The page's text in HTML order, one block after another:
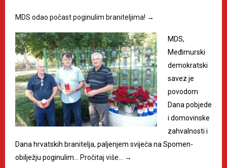
MDS odao počast poginulim braniteljima! →
MDS,
Međimurski
demokratski
savez je
povodom
Dana pobjede
i domovinske
zahvalnosti i
Dana hrvatskih branitelja, paljenjem svijeća na Spomen-
obilježju poginulim… Pročitaj više… →